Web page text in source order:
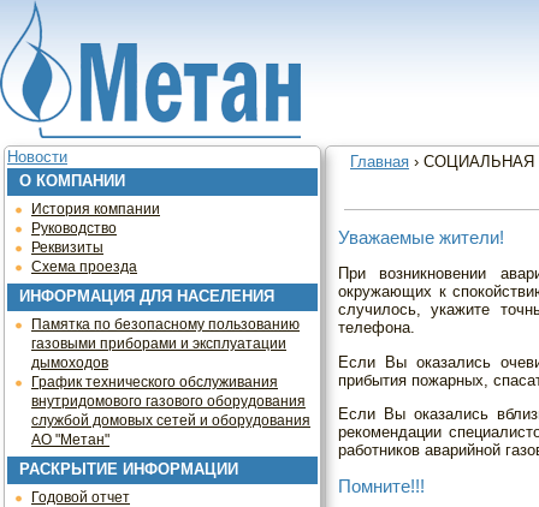
Jump to navigation
Новости
О КОМПАНИИ
История компании
Руководство
Реквизиты
Схема проезда
ИНФОРМАЦИЯ ДЛЯ НАСЕЛЕНИЯ
Памятка по безопасному пользованию
газовыми приборами и эксплуатации
дымоходов
График технического обслуживания
внутридомового газового оборудования
службой домовых сетей и оборудования
АО "Метан"
РАСКРЫТИЕ ИНФОРМАЦИИ
Годовой отчет
Главная › СОЦИАЛЬНАЯ
Уважаемые жители!
При возникновении
окружающих к
случилось, укажите
телефона.
Если Вы оказались
прибытия пожарных,
Если Вы оказались
рекомендации
работников аварийной
Помните!!!